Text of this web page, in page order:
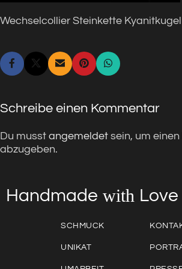
Wechselcollier Steinkette Kyanitkugel
Schreibe einen Kommentar
Du musst angemeldet sein, um
abzugeben.
Handmade with Love
SCHMUCK
UNIKAT